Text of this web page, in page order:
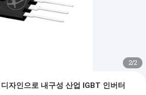
2/2
자인으로 내구성 산업 IGBT 인버터